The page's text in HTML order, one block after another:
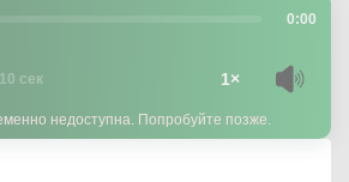
0:00
сек 1×
недоступна. Попробуйте позже.